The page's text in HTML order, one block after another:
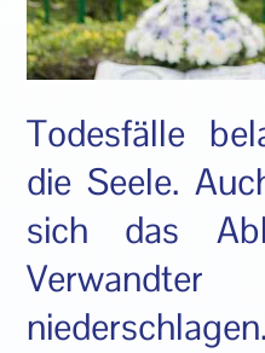
Todesfälle
die Seele.
sich das
Verwandter
niederschlagen.